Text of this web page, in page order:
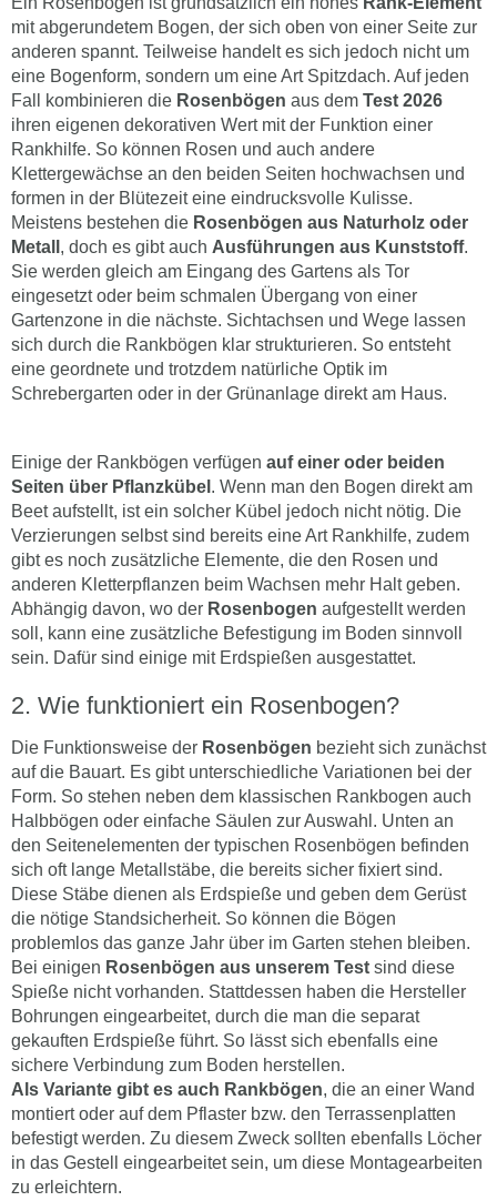
mit abgerundetem Bogen, der sich oben von einer Seite zur
anderen spannt. Teilweise handelt es sich jedoch nicht um
eine Bogenform, sondern um eine Art Spitzdach. Auf jeden
Fall kombinieren die Rosenbögen aus dem Test 2026
ihren eigenen dekorativen Wert mit der Funktion einer
Rankhilfe. So können Rosen und auch andere
Klettergewächse an den beiden Seiten hochwachsen und
formen in der Blütezeit eine eindrucksvolle Kulisse.
Meistens bestehen die Rosenbögen aus Naturholz oder
Metall , doch es gibt auch Ausführungen aus Kunststoff.
Sie werden gleich am Eingang des Gartens als Tor
eingesetzt oder beim schmalen Übergang von einer
Gartenzone in die nächste. Sichtachsen und Wege lassen
sich durch die Rankbögen klar strukturieren. So entsteht
eine geordnete und trotzdem natürliche Optik im
Schrebergarten oder in der Grünanlage direkt am Haus.
Einige der Rankbögen verfügen auf einer oder beiden
Seiten über Pflanzkübel . Wenn man den Bogen direkt am
Beet aufstellt, ist ein solcher Kübel jedoch nicht nötig. Die
Verzierungen selbst sind bereits eine Art Rankhilfe, zudem
gibt es noch zusätzliche Elemente, die den Rosen und
anderen Kletterpflanzen beim Wachsen mehr Halt geben.
Abhängig davon, wo der Rosenbogen aufgestellt werden
soll, kann eine zusätzliche Befestigung im Boden sinnvoll
sein. Dafür sind einige mit Erdspießen ausgestattet.
Wie funktioniert ein Rosenbogen?
Die Funktionsweise der Rosenbögen bezieht sich zunächst
auf die Bauart. Es gibt unterschiedliche Variationen bei der
Form. So stehen neben dem klassischen Rankbogen auch
Halbbögen oder einfache Säulen zur Auswahl. Unten an
den Seitenelementen der typischen Rosenbögen befinden
sich oft lange Metallstäbe, die bereits sicher fixiert sind.
Diese Stäbe dienen als Erdspieße und geben dem Gerüst
die nötige Standsicherheit. So können die Bögen
problemlos das ganze Jahr über im Garten stehen bleiben.
Bei einigen Rosenbögen aus unserem Test sind diese
Spieße nicht vorhanden. Stattdessen haben die Hersteller
Bohrungen eingearbeitet, durch die man die separat
gekauften Erdspieße führt. So lässt sich ebenfalls eine
sichere Verbindung zum Boden herstellen.
Als Variante gibt es auch Rankbögen, die an einer Wand
montiert oder auf dem Pflaster bzw. den Terrassenplatten
befestigt werden. Zu diesem Zweck sollten ebenfalls Löcher
in das Gestell eingearbeitet sein, um diese Montagearbeiten
zu erleichtern.